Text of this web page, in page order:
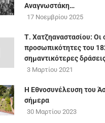
Αναγνωστάκη…
17 Νοεμβρίου 2025
Τ. Χατζηαναστασίου: Οι
προσωπικότητες του
σημαντικότερες
3 Μαρτίου 2021
Η Εθνοσυνέλευση του
σήμερα
30 Μαρτίου 2023